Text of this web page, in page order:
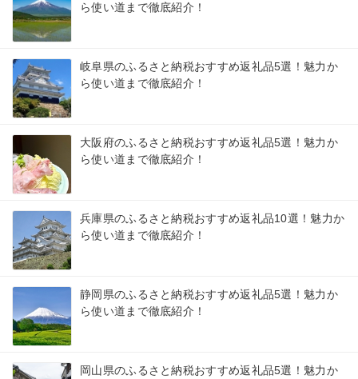
ら使い道まで徹底紹介！
岐阜県のふるさと納税おすすめ返礼品5選！魅力か
ら使い道まで徹底紹介！
大阪府のふるさと納税おすすめ返礼品5選！魅力か
ら使い道まで徹底紹介！
兵庫県のふるさと納税おすすめ返礼品10選！魅力か
ら使い道まで徹底紹介！
静岡県のふるさと納税おすすめ返礼品5選！魅力か
ら使い道まで徹底紹介！
岡山県のふるさと納税おすすめ返礼品5選！魅力か